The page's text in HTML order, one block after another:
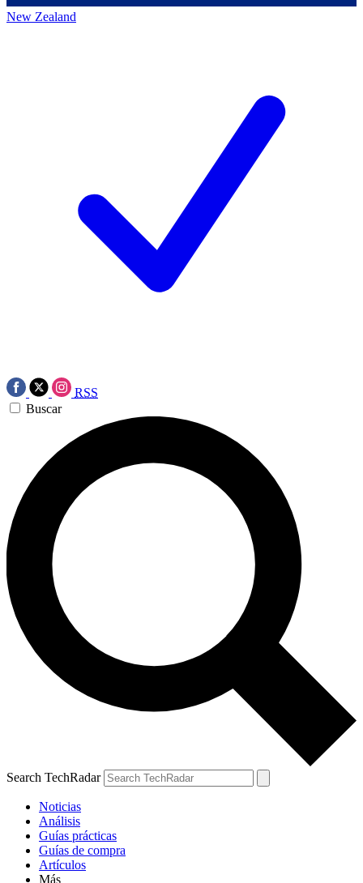
New Zealand
RSS
Buscar
Search TechRadar
Noticias
Análisis
Guías prácticas
Guías de compra
Artículos
Más